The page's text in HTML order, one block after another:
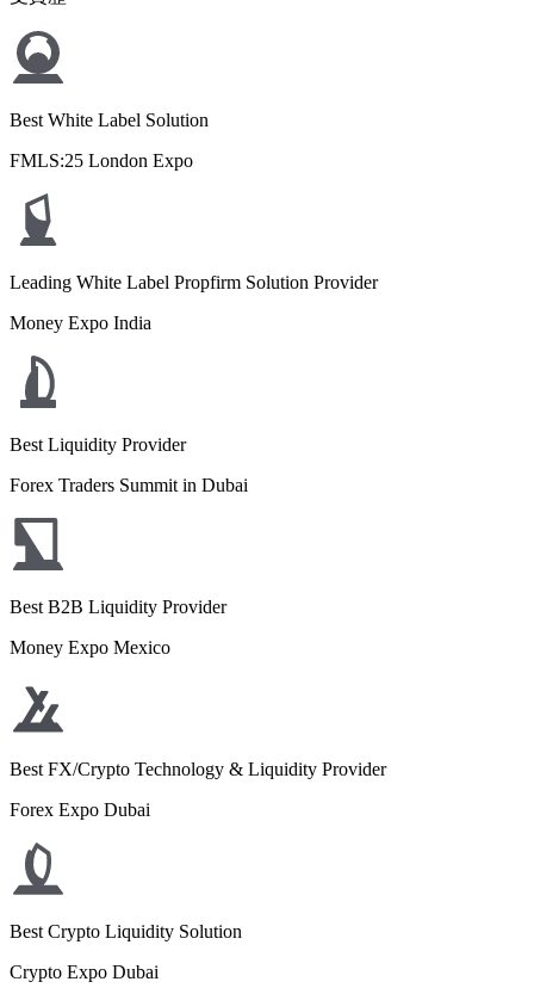
Best White Label Solution
FMLS:25 London Expo
Leading White Label Propfirm Solution Provider
Money Expo India
Best Liquidity Provider
Forex Traders Summit in Dubai
Best B2B Liquidity Provider
Money Expo Mexico
Best FX/Crypto Technology & Liquidity Provider
Forex Expo Dubai
Best Crypto Liquidity Solution
Crypto Expo Dubai